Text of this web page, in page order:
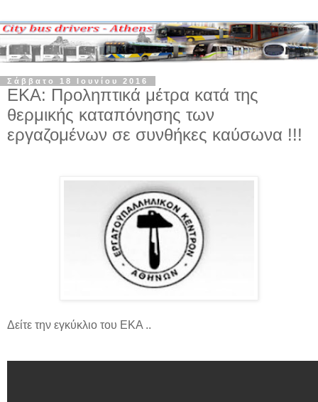
Σάββατο 18 Ιουνίου 2016
ΕΚΑ: Προληπτικά μέτρα κατά της
θερμικής καταπόνησης των
εργαζομένων σε συνθήκες καύσωνα !!!
Δείτε την εγκύκλιο του ΕΚΑ ..